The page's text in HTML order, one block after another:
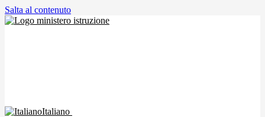
Salta al contenuto
Italiano